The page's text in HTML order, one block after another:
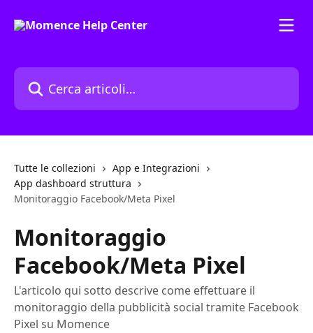
Cerca articoli…
Tutte le collezioni
App e Integrazioni
App dashboard struttura
Monitoraggio Facebook/Meta Pixel
Monitoraggio
Facebook/Meta Pixel
L'articolo qui sotto descrive come effettuare il
monitoraggio della pubblicità social tramite Facebook
Pixel su Momence